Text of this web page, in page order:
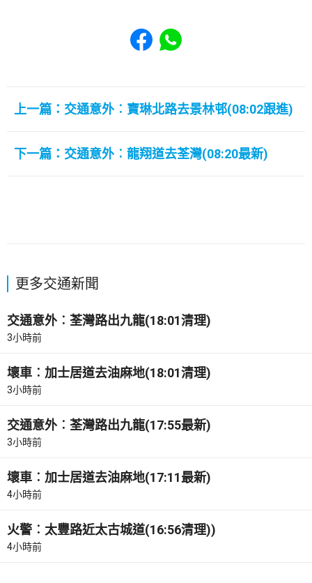
Share to Facebook
Share to WhatsApp
上一篇：交通意外︰寶琳北路去景林邨(08:02跟進)
下一篇：交通意外︰龍翔道去荃灣(08:20最新)
更多交通新聞
交通意外︰荃灣路出九龍(18:01清理)
3小時前
壞車︰加士居道去油麻地(18:01清理)
3小時前
交通意外︰荃灣路出九龍(17:55最新)
3小時前
壞車︰加士居道去油麻地(17:11最新)
4小時前
火警︰太豐路近太古城道(16:56清理))
4小時前